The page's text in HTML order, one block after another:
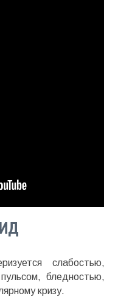
слабостью,
бледностью,
кризу.